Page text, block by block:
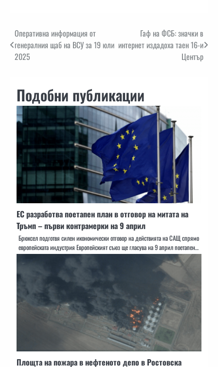
Навигация
Оперативна информация от
генералния щаб на ВСУ за 19 юли
2025
Гаф на ФСБ: значки в
интернет издадоха таен 16-и
Център
Подобни публикации
ЕС разработва поетапен план в отговор на митата на
Тръмп – първи контрамерки на 9 април
Брюксел подготвя силен икономически отговор на действията на САЩ спрямо
европейската индустрия Европейският съюз ще гласува на 9 април поетапен…
Площта на пожара в нефтеното депо в Ростовска